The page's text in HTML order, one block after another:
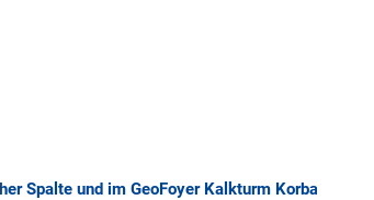
Spalte und im GeoFoyer Kalkturm Korbach